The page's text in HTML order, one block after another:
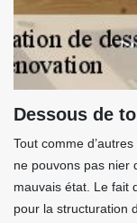
Dessous de
Tout comme
ne pouvons pas nier
mauvais état. Le fait
pour la structuration